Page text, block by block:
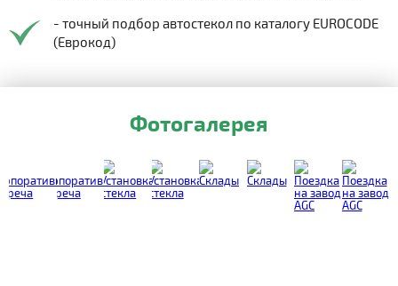
- точный подбор автостекол по каталогу EUROCODE
(Еврокод)
Фотогалерея